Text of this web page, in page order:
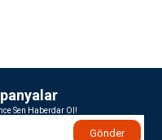
Sen Haberdar Ol!
Gönder